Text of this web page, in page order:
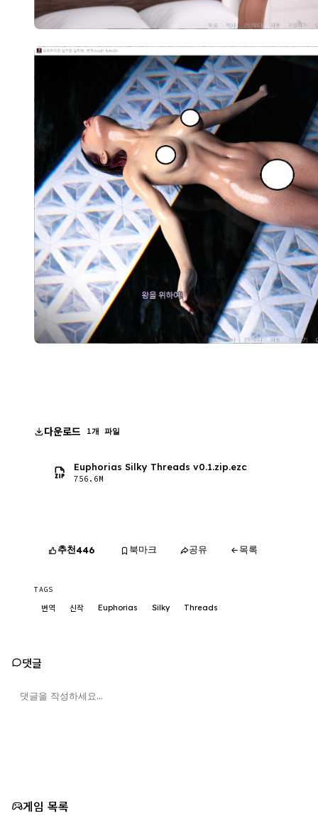
다운로드 1개 파일
Euphorias Silky Threads v0.1.zip.ezc
756.6M
추천446 북마크 공유 목록
TAGS
번역 신작 Euphorias Silky Threads
댓글
게임 목록